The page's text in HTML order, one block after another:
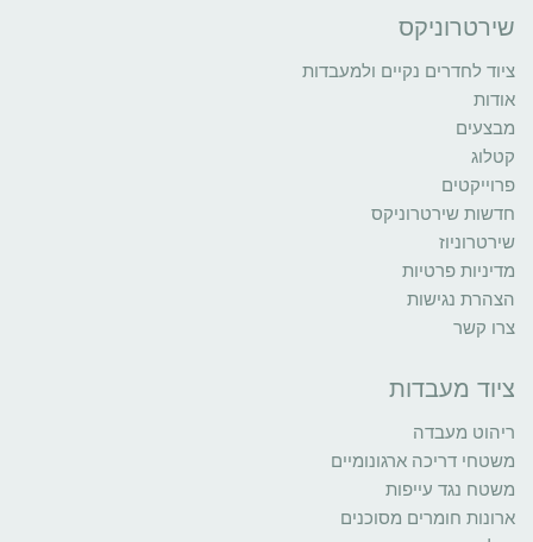
שירטרוניקס
ציוד לחדרים נקיים ולמעבדות
אודות
מבצעים
קטלוג
פרוייקטים
חדשות שירטרוניקס
שירטרוניוז
מדיניות פרטיות
הצהרת נגישות
צרו קשר
ציוד מעבדות
ריהוט מעבדה
משטחי דריכה ארגונומיים
משטח נגד עייפות
ארונות חומרים מסוכנים